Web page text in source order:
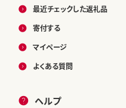
最近チェックした返礼品
寄付する
マイページ
よくある質問
ヘルプ